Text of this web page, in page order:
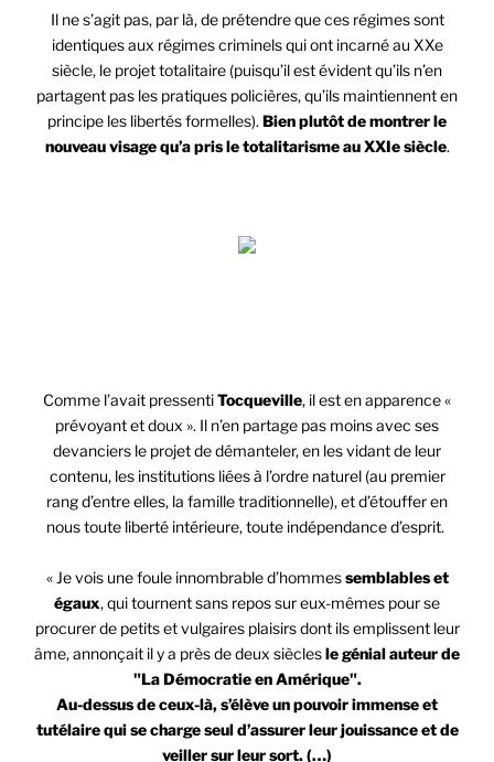
Il ne s’agit pas, par là, de prétendre que ces régimes sont
identiques aux régimes criminels qui ont incarné au XXe
siècle, le projet totalitaire (puisqu’il est évident qu’ils n’en
partagent pas les pratiques policières, qu’ils maintiennent en
principe les libertés formelles). Bien plutôt de montrer le
nouveau visage qu’a pris le totalitarisme au XXIe siècle.
Comme l’avait pressentiTocqueville, il est en apparence «
prévoyant et doux ». Il n’en partage pas moins avec ses
devanciers le projet de démanteler, en les vidant de leur
contenu, les institutions liées à l’ordre naturel (au premier
rang d’entre elles, la famille traditionnelle), et d’étouffer en
nous toute liberté intérieure, toute indépendance d’esprit.
« Je vois une foule innombrable d’hommessemblables et
égaux, qui tournent sans repos sur eux-mêmes pour se
procurer de petits et vulgaires plaisirs dont ils emplissent leur
âme, annonçait il y a près de deux sièclesle génial auteur de
"La Démocratie en Amérique".
Au-dessus de ceux-là, s’élève un pouvoir immense et
tutélaire qui se charge seul d’assurer leur jouissance et de
veiller sur leur sort. (…)